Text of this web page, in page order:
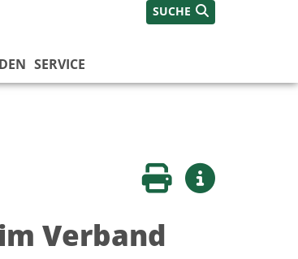
SUCHE
SERVICE
Seite druckenWeitere Infos
Verband